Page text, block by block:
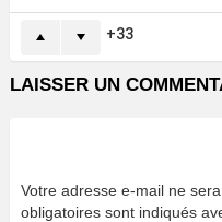
33
LAISSER UN
Votre adresse e-mail ne
obligatoires sont indiqués